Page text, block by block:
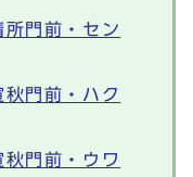
所門前・セン
秋門前・ハク
秋門前・ウワ